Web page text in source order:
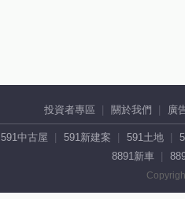
投資者專區 關於我們 廣
591中古屋 591新建案 591土地
8891新車